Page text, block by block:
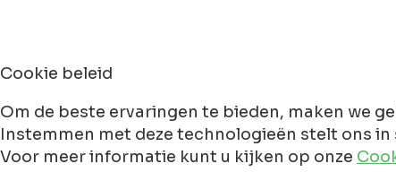
Cookie beleid
Om de beste ervaringen te bieden, maken we
Instemmen met deze technologieën stelt ons
Voor meer informatie kunt u kijken op onze